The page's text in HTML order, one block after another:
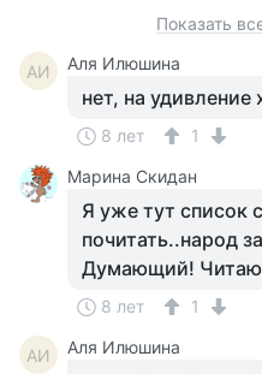
Показать
АИ Аля Илюшина
нет, на
8 лет
1
Марина Скидан
Я уже тут список
почитать..народ
Думающий!
8 лет 1
АИ Аля Илюшина